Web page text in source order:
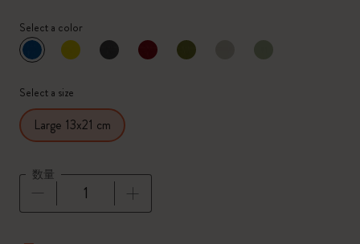
Select a color
選択済
*選択したカラー
Select a size
Large 13x21 cm
数量